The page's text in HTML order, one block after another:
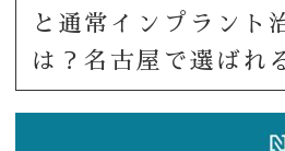
と通常インプラント
は？名古屋で選ばれ